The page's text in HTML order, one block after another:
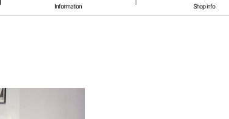
Information Shop info